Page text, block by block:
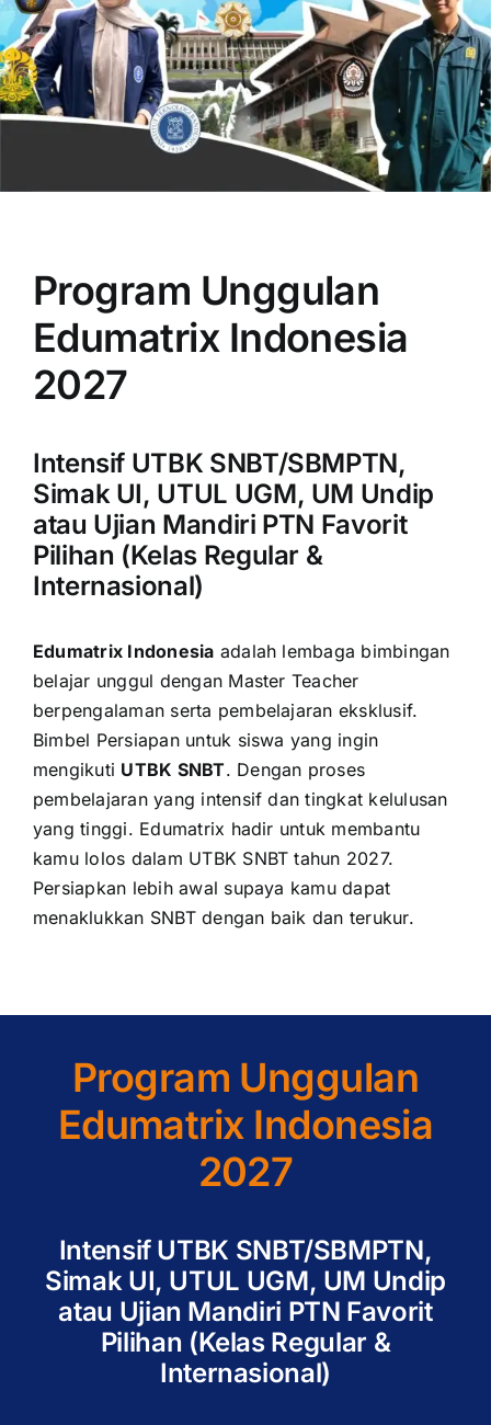
OUR PROGRAM
CONTACT US
Program Unggulan
Edumatrix Indonesia
2027
Intensif UTBK SNBT/SBMPTN,
Simak UI, UTUL UGM, UM Undip
atau Ujian Mandiri PTN Favorit
Pilihan (Kelas Regular &
Internasional)
Edumatrix Indonesia adalah lembaga bimbingan
belajar unggul dengan Master Teacher
berpengalaman serta pembelajaran eksklusif.
Bimbel Persiapan untuk siswa yang ingin
mengikuti UTBK SNBT. Dengan proses
pembelajaran yang intensif dan tingkat kelulusan
yang tinggi. Edumatrix hadir untuk membantu
kamu lolos dalam UTBK SNBT tahun 2027.
Persiapkan lebih awal supaya kamu dapat
menaklukkan SNBT dengan baik dan terukur.
Program Unggulan
Edumatrix Indonesia
2027
Intensif UTBK SNBT/SBMPTN,
Simak UI, UTUL UGM, UM Undip
atau Ujian Mandiri PTN Favorit
Pilihan (Kelas Regular &
Internasional)